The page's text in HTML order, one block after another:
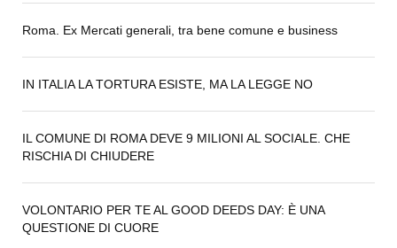
Roma. Ex Mercati generali, tra bene comune e business
IN ITALIA LA TORTURA ESISTE, MA LA LEGGE NO
IL COMUNE DI ROMA DEVE 9 MILIONI AL SOCIALE. CHE
RISCHIA DI CHIUDERE
VOLONTARIO PER TE AL GOOD DEEDS DAY: È UNA
QUESTIONE DI CUORE